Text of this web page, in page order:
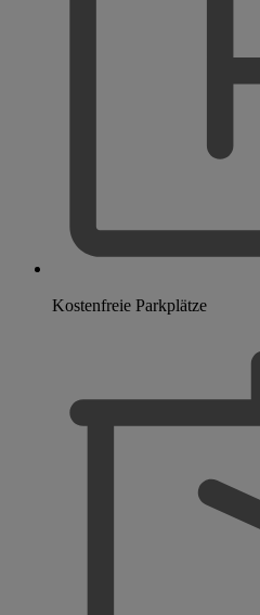
Kostenfreie Parkplätze